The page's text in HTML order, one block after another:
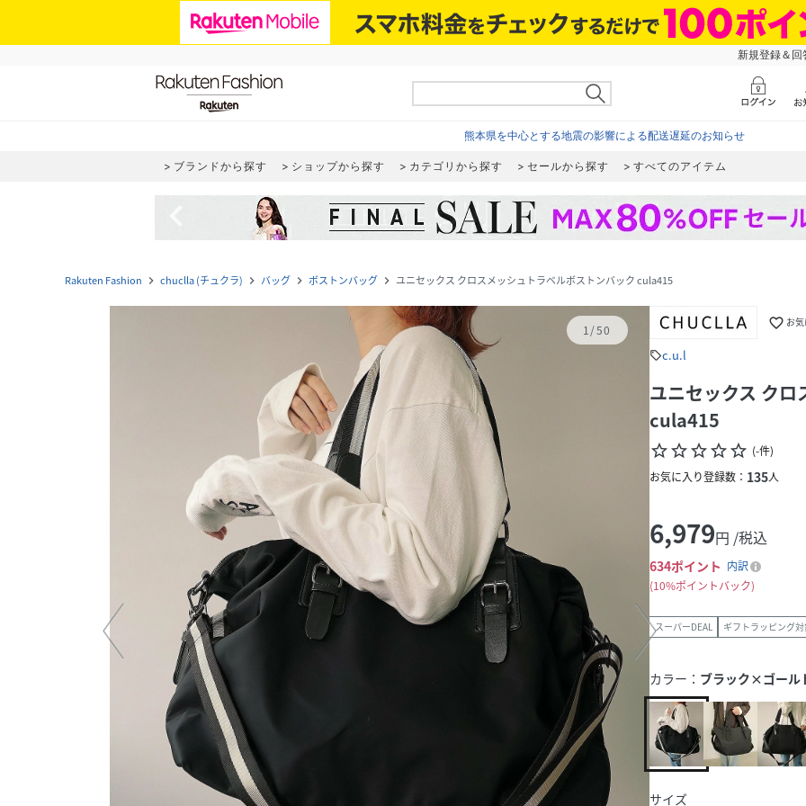
新規登録＆
熊本県を中心とする地震の影響による配送遅延のお知らせ
ブランドから探す ショップから探す カテゴリから探す セールから探す すべてのアイテム
Rakuten Fashion navigate_next chuclla (チュクラ) navigate_next バッグ navigate_next ボストンバッグ navigate_next ユニセックス クロスメッシュトラベルボストンバック cula415
1/50 favorite_border お
sellc.u.l
ユニセックス ク
cula415
star_borderstar_borderstar_borderstar_borderstar_border (-件)
お気に入り登録数： 135人
6,979円 /税込
634ポイント 内訳
10%ポイントバック
スーパーDEAL ギフトラッピング
カラー： ブラック×ゴール
サイズ